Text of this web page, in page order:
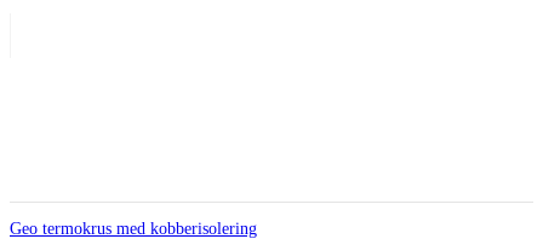
Geo termokrus med kobberisolering